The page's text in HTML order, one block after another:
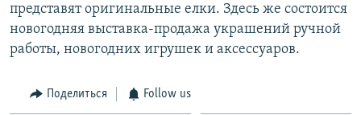
СПОРТ
БЛОГИ
ЧИТАЕМ ПРЕССУ
АРХИВ РАДИОПРОГРАММЫ
ПРИСОЕДИНЯЙТЕСЬ!
Все сайты РСЕ/РС
представят оригинальные елки. Здесь же состоится
новогодняя выставка-продажа украшений ручной
работы, новогодних игрушек и аксессуаров.
Поделиться Follow us